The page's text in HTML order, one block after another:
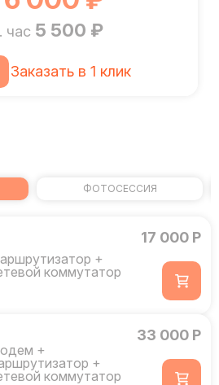
час 5 500 ₽
Заказать в 1 клик
ФОТОСЕССИЯ
+
коммутатор
17 000 Р
+
+
коммутатор
33 000 Р